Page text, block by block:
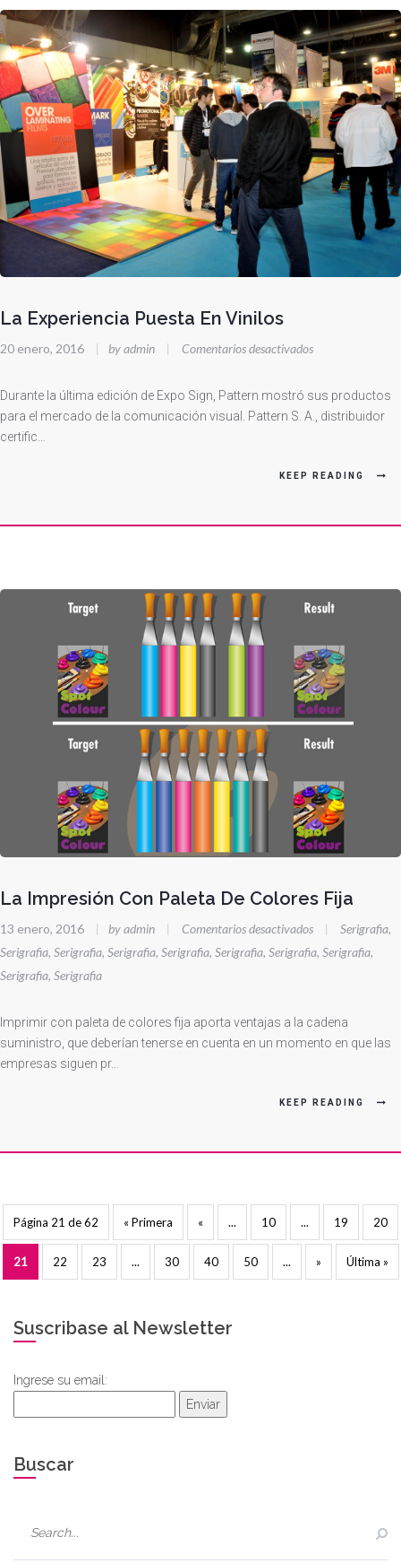
La Experiencia Puesta En Vinilos
20 enero, 2016 | by admin | Comentarios desactivadosen
Experiencia
Puesta
Durante la última edición de Expo Sign, Pattern mostró sus productos
para el mercado de la comunicación visual. Pattern S. A., distribuidor
certific…
KEEP READING
La Impresión Con Paleta De Colores Fija
13 enero, 2016 | by admin | Comentarios desactivadosen
La
Paleta
De
| Serigrafia,
Serigrafia, Serigrafia, Serigrafia, Serigrafia, Serigrafia, Serigrafia, Serigrafia,
Serigrafia, Serigrafia
Imprimir con paleta de colores fija aporta ventajas a la cadena
suministro, que deberían tenerse en cuenta en un momento en que las
empresas siguen pr…
KEEP READING
Página 21 de 62 « Primera « ... 10 ... 19 20
21 22 23 ... 30 40 50 ... » Última »
Suscribase al Newsletter
Ingrese su email:
Enviar
Buscar